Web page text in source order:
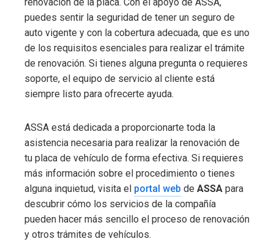
renovación de la placa. Con el apoyo de ASSA,
puedes sentir la seguridad de tener un seguro de
auto vigente y con la cobertura adecuada, que es uno
de los requisitos esenciales para realizar el trámite
de renovación. Si tienes alguna pregunta o requieres
soporte, el equipo de servicio al cliente está
siempre listo para ofrecerte ayuda.
ASSA está dedicada a proporcionarte toda la
asistencia necesaria para realizar la renovación de
tu placa de vehículo de forma efectiva. Si requieres
más información sobre el procedimiento o tienes
alguna inquietud, visita el portal web de ASSA para
descubrir cómo los servicios de la compañía
pueden hacer más sencillo el proceso de renovación
y otros trámites de vehículos.